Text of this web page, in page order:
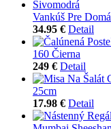
Vankúš Pre
34.95 € Detail
160 Čierna
249 € Detail
25cm
17.98 € Detail